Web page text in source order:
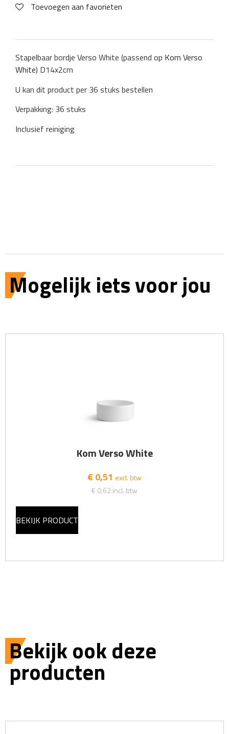
Toevoegen aan favorieten
Stapelbaar bordje Verso White (passend op Kom Verso
White) D14x2cm
U kan dit product per 36 stuks bestellen
Verpakking: 36 stuks
Inclusief reiniging
Mogelijk iets voor jou
Kom Verso White
€ 0,51 excl. btw
€ 0,62 incl. btw
BEKIJK PRODUCT
Bekijk ook deze
producten